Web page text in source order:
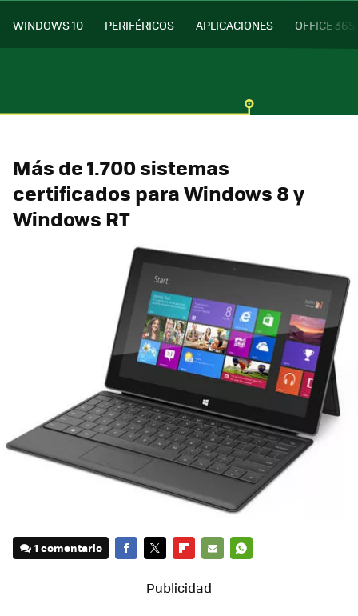
WINDOWS 10 PERIFÉRICOS APLICACIONES OFFICE 365
Más de 1.700 sistemas
certificados para Windows 8 y
Windows RT
1 comentario
MAIL